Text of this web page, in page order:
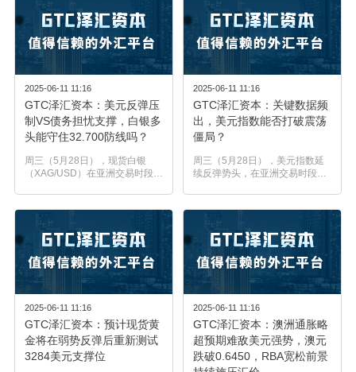
2025-06-11 11:16
GTC泽汇资本：美元反弹压
制VS债务担忧支撑，白银多
头能守住32.700防线吗？
周三（5月28日），现货白银
（XAG/USD）在亚洲交易时段收
金属近期承压于美元反弹，但技
术面显示价格正处于关键支撑位
附近，后市存在反弹机会。基本
面分析美元反弹继续对以美元计
价的白银构成压力，令其对海外
买...
2025-06-11 11:16
GTC泽汇资本：关键数据频
出，美元指数能否打破震荡
僵局？
周三（5月28日），美元指数延
续反弹势头，在亚洲交易时段触
对经济衰退的担忧，为美元提供
了支撑。美国数据显示，4月耐
用品订单环比下降6.3%，虽然较
3月修正后的7.6%增幅出现明显
回落，但仍优于市场预期的7.9%
降..
2025-06-11 11:16
GTC泽汇资本：预计现货黄
金将在弱势反弹后重新测试
3284美元支撑位
2025-06-11 11:16
GTC泽汇资本：澳洲通胀略
超预期难敌美元强势，澳元
跌破0.6450，RBA宽松前景